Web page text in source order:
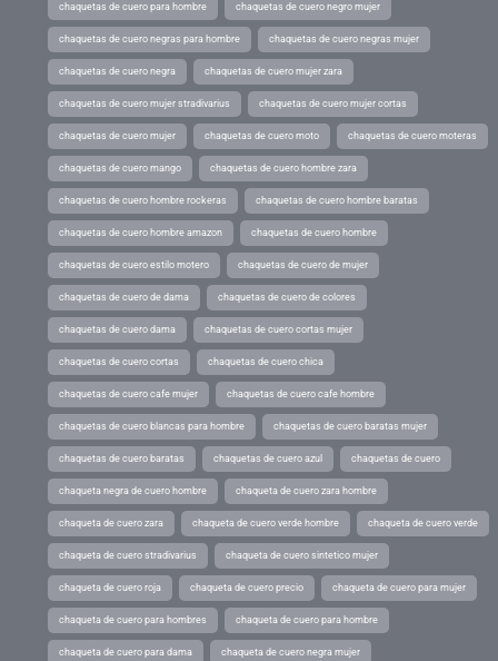
chaquetas de cuero para hombre chaquetas de cuero negro mujer
chaquetas de cuero negras para hombre chaquetas de cuero negras mujer
chaquetas de cuero negra chaquetas de cuero mujer zara
chaquetas de cuero mujer stradivarius chaquetas de cuero mujer cortas
chaquetas de cuero mujer chaquetas de cuero moto chaquetas de cuero moteras
chaquetas de cuero mango chaquetas de cuero hombre zara
chaquetas de cuero hombre rockeras chaquetas de cuero hombre baratas
chaquetas de cuero hombre amazon chaquetas de cuero hombre
chaquetas de cuero estilo motero chaquetas de cuero de mujer
chaquetas de cuero de dama chaquetas de cuero de colores
chaquetas de cuero dama chaquetas de cuero cortas mujer
chaquetas de cuero cortas chaquetas de cuero chica
chaquetas de cuero cafe mujer chaquetas de cuero cafe hombre
chaquetas de cuero blancas para hombre chaquetas de cuero baratas mujer
chaquetas de cuero baratas chaquetas de cuero azul chaquetas de cuero
chaqueta negra de cuero hombre chaqueta de cuero zara hombre
chaqueta de cuero zara chaqueta de cuero verde hombre chaqueta de cuero verde
chaqueta de cuero stradivarius chaqueta de cuero sintetico mujer
chaqueta de cuero roja chaqueta de cuero precio chaqueta de cuero para mujer
chaqueta de cuero para hombres chaqueta de cuero para hombre
chaqueta de cuero para dama chaqueta de cuero negra mujer